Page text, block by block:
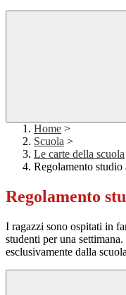
Home >
Scuola >
Le carte della scuola
Regolamento studio
Regolamento
I ragazzi sono ospitati in
studenti per una
esclusivamente dalla